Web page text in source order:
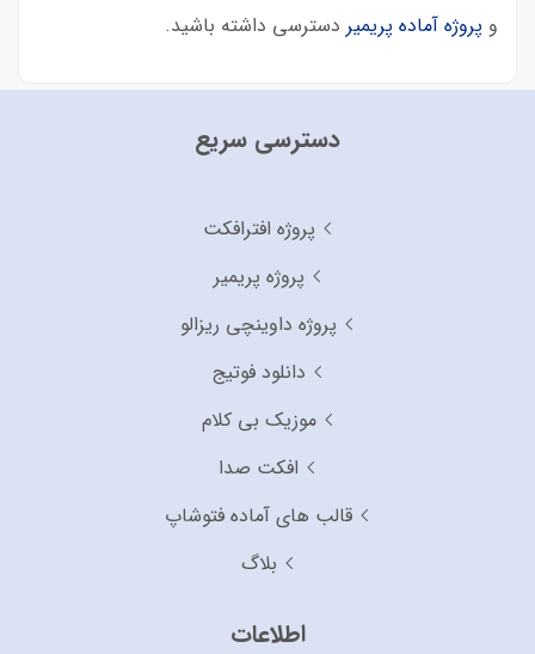
و پروژه آماده پریمیر دسترسی داشته باشید.
دسترسی سریع
پروژه افترافکت
پروژه پریمیر
پروژه داوینچی ریزالو
دانلود فوتیج
موزیک بی کلام
افکت صدا
قالب های آماده فتوشاپ
بلاگ
اطلاعات